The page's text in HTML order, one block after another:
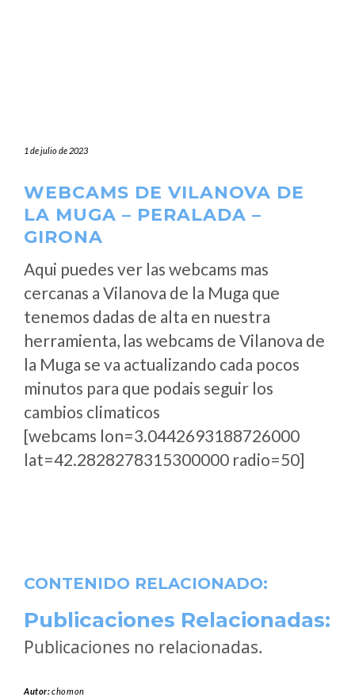
1 de julio de 2023
WEBCAMS DE VILANOVA DE
LA MUGA – PERALADA –
GIRONA
Aqui puedes ver las webcams mas
cercanas a Vilanova de la Muga que
tenemos dadas de alta en nuestra
herramienta, las webcams de Vilanova de
la Muga se va actualizando cada pocos
minutos para que podais seguir los
cambios climaticos
[webcams lon=3.0442693188726000
lat=42.2828278315300000 radio=50]
CONTENIDO RELACIONADO:
Publicaciones Relacionadas:
Publicaciones no relacionadas.
Autor:chomon